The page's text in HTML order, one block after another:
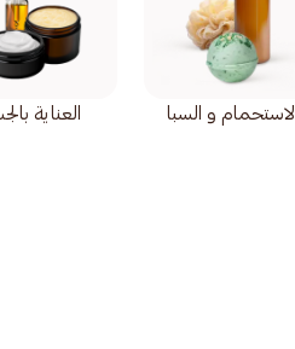
الاستحمام و السبا العناية